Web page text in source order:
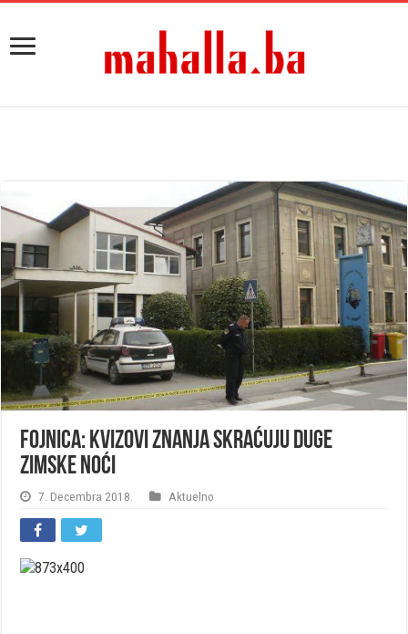
Fojnica: Kvizovi znanja skraćuju duge
zimske noći
7. Decembra 2018. Aktuelno